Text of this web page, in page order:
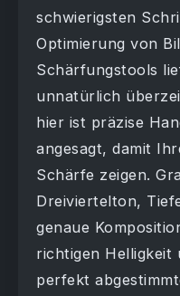
schwierigsten
Optimierung von
Schärfungstools
unnatürlich
hier ist präzise
angesagt, damit
Schärfe zeigen.
Dreiviertelton,
genaue
richtigen Helligkeit
perfekt